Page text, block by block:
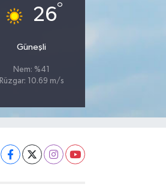
26°
Güneşli
Nem: %41
Rüzgar: 10.69 m/s